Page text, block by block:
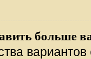
больше
вариантов